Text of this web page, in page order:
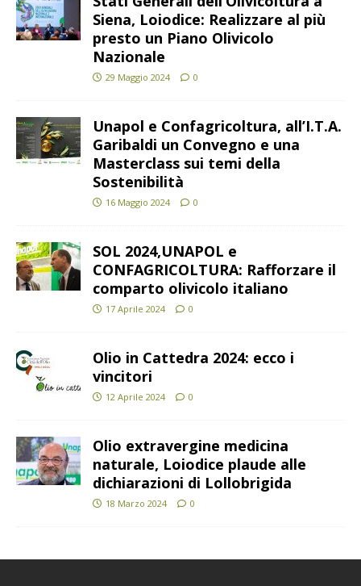
Siena, Loiodice: Realizzare al più
presto un Piano Olivicolo
Nazionale
29 Maggio 2024 0
Unapol e Confagricoltura, all’I.T.A.
Garibaldi un Convegno e una
Masterclass sui temi della
Sostenibilità
16 Maggio 2024 0
SOL 2024,UNAPOL e
CONFAGRICOLTURA: Rafforzare il
comparto olivicolo italiano
17 Aprile 2024 0
Olio in Cattedra 2024: ecco i
vincitori
12 Aprile 2024 0
Olio extravergine medicina
naturale, Loiodice plaude alle
dichiarazioni di Lollobrigida
18 Marzo 2024 0